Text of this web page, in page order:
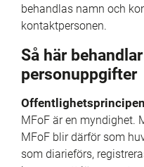
behandlas namn och
kontaktpersonen.
Så här
personuppgifter
Offentlighetsprincipen
MFoF är en myndighet.
MFoF blir därför som
som diarieförs,